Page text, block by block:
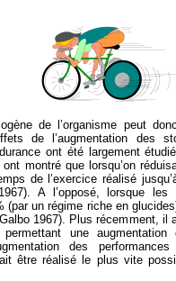
de l’organisme peut
de l’augmentation des
ont été largement
montré que lorsqu’on
de l’exercice réalisé
A l’opposé, lorsque les
(par un régime riche en
1967). Plus récemment, il
une augmentation
des
être réalisé le plus vite